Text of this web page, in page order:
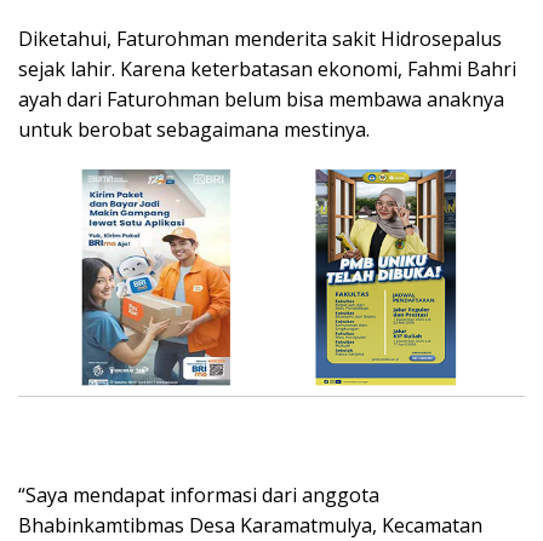
Diketahui, Faturohman menderita sakit Hidrosepalus
sejak lahir. Karena keterbatasan ekonomi, Fahmi Bahri
ayah dari Faturohman belum bisa membawa anaknya
untuk berobat sebagaimana mestinya.
“Saya mendapat informasi dari anggota
Bhabinkamtibmas Desa Karamatmulya, Kecamatan